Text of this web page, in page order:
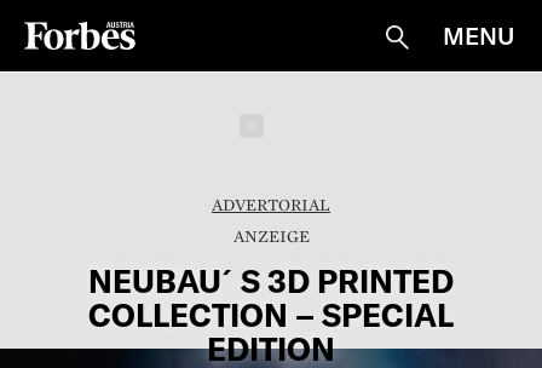
Suche
MENU
ADVERTORIAL
NEUBAU´S 3D PRINTED
COLLECTION – SPECIAL
EDITION